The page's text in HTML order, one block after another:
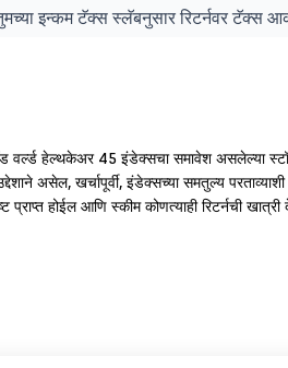
इन्कम टॅक्स स्लॅबनुसार रिटर्नवर टॅक्स
वर्ल्ड हेल्थकेअर 45 इंडेक्सचा समावेश असलेल्या
असेल, खर्चापूर्वी, इंडेक्सच्या समतुल्य
होईल आणि स्कीम कोणत्याही रिटर्नची खात्री